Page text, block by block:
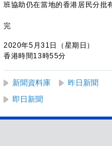
班協助仍在當地的香港居民分批
完
2020年5月31日（星期日）
香港時間13時55分
新聞資料庫 昨日新聞
即日新聞